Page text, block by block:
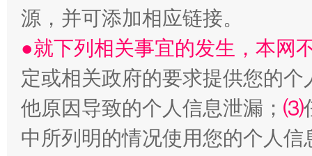
源，并可添加相应链接。
●就下列相关事宜的发生，本网
定或相关政府的要求提供您的个
他原因导致的个人信息泄漏； ⑶
中所列明的情况使用您的个人